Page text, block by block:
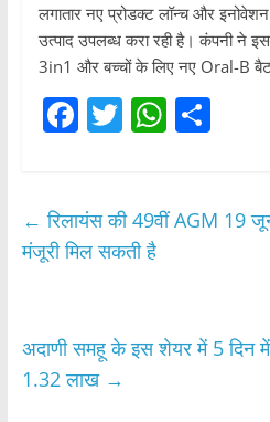
लगातार नए प्रोडक्ट लॉन्च और
उत्पाद उपलब्ध करा रही है। कंपनी ने
3in1 और बच्चों के लिए नए Oral-B
F
e
b
k
T
er
W
s
p
S
e
← रिलायंस की 49वीं AGM 19
मंजूरी मिल सकती है
अदाणी समहू के इस शेयर में 5 दिन
1.32 लाख →